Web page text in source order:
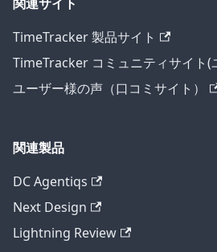
関連サイト
TimeTracker 製品サイト
TimeTracker コミュニティサイト(
ユーザー様の声（口コミサイト）
関連製品
DC Agentiqs
Next Design
Lightning Review